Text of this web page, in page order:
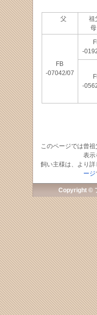
父
祖
FB
-07042/07
-
-
このページでは曾
表示
飼い主様は、より
ージ
Copyright ©